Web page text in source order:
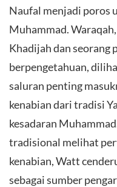
Naufal menjadi poros
Muhammad.
Khadijah dan seorang
berpengetahuan,
saluran penting
kenabian dari tradisi
kesadaran
tradisional melihat
kenabian, Watt
sebagai sumber